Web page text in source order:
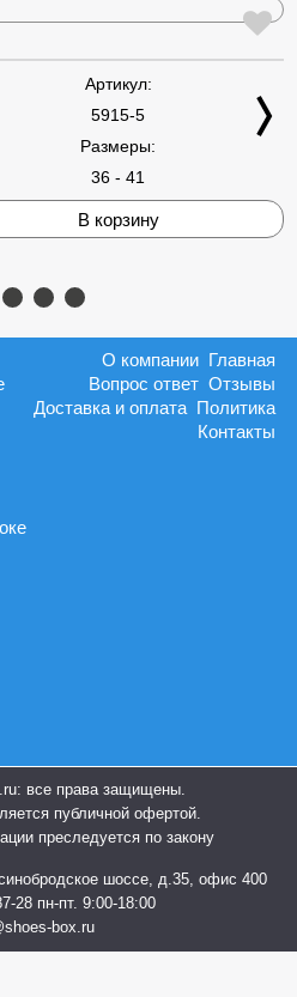
Артикул:
5915-5
Размеры:
36 - 41
В корзину
Главная
О компании
Отзывы
Вопрос ответ
Политика
Доставка и оплата
Контакты
все права защищены.
публичной офертой.
преследуется по закону
шоссе, д.35, офис 400
28 пн-пт. 9:00-18:00
box.ru